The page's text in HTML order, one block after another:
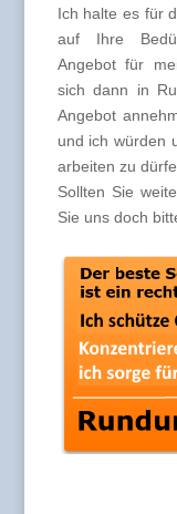
Ich halte es für
auf Ihre
Angebot für
sich dann in
Angebot
und ich würden
arbeiten zu
Sollten Sie
Sie uns doch